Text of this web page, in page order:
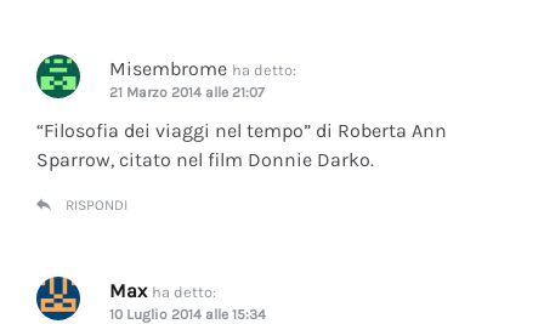
Misembrome ha detto:
21 Marzo 2014 alle 21:07
“Filosofia dei viaggi nel tempo” di Roberta Ann
Sparrow, citato nel film Donnie Darko.
RISPONDI
Max ha detto:
10 Luglio 2014 alle 15:34